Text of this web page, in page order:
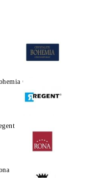
Crystalite